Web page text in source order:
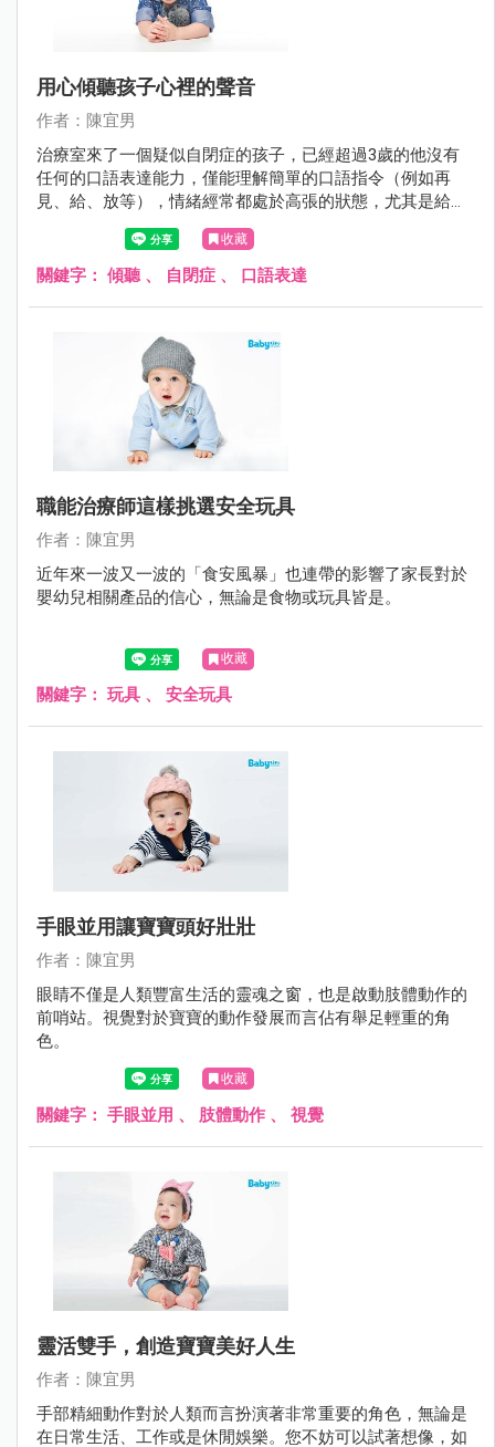
用心傾聽孩子心裡的聲音
作者：陳宜男
治療室來了一個疑似自閉症的孩子，已經超過3歲的他沒有
任何的口語表達能力，僅能理解簡單的口語指令（例如再
見、給、放等），情緒經常都處於高張的狀態，尤其是給予
他的活動不如他意時會更加躁動。
收藏
關鍵字： 傾聽 、 自閉症 、 口語表達
職能治療師這樣挑選安全玩具
作者：陳宜男
近年來一波又一波的「食安風暴」也連帶的影響了家長對於
嬰幼兒相關產品的信心，無論是食物或玩具皆是。
收藏
關鍵字： 玩具 、 安全玩具
手眼並用讓寶寶頭好壯壯
作者：陳宜男
眼睛不僅是人類豐富生活的靈魂之窗，也是啟動肢體動作的
前哨站。視覺對於寶寶的動作發展而言佔有舉足輕重的角
色。
收藏
關鍵字： 手眼並用 、 肢體動作 、 視覺
靈活雙手，創造寶寶美好人生
作者：陳宜男
手部精細動作對於人類而言扮演著非常重要的角色，無論是
在日常生活、工作或是休閒娛樂。您不妨可以試著想像，如